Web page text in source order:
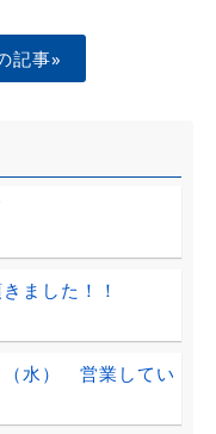
記事»
ました！！
水） 営業してい